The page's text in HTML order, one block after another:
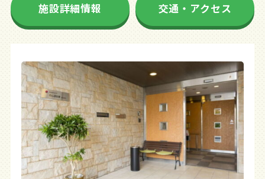
施設詳細情報 交通・アクセス